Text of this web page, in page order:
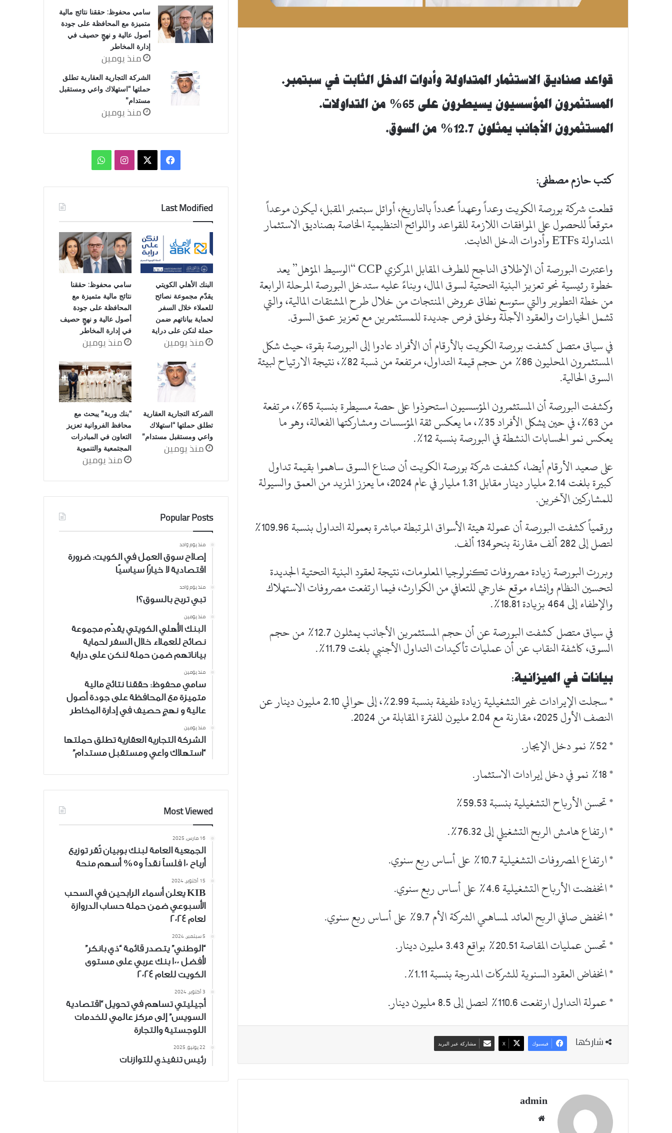
قواعد صناديق الاستثمار المتداولة وأدوات الدخل الثابت في سبتمبر.
المستثمرون المؤسسيون يسيطرون على 65% من التداولات.
المستثمرون الأجانب يمثلون 12.7% من السوق.
كتب حازم مصطفى:
قطعت شركة بورصة الكويت وعداً وعهداً محدداً بالتاريخ، أوائل سبتمبر المقبل، ليكون موعداً
متوقعاً للحصول على الموافقات اللازمة للقواعد واللوائح التنظيمية الخاصة بصناديق الاستثمار
المتداولة ETFs وأدوات الدخل الثابت.
واعتبرت البورصة أن الإطلاق الناجح للطرف المقابل المركزي CCP “الوسيط المؤهل” يعد
خطوة رئيسية نحو تعزيز البنية التحتية لسوق المال، وبناءً عليه ستدخل البورصة المرحلة الرابعة
من خطة التطوير والتي ستوسع نطاق عروض المنتجات من خلال طرح المشتقات المالية، والتي
تشمل الخيارات والعقود الآجلة وخلق فرص جديدة للمستثمرين مع تعزيز عمق السوق.
في سياق متصل كشفت بورصة الكويت بالأرقام أن الأفراد عادوا إلى البورصة بقوة، حيث شكل
المستثمرون المحليون 86% من حجم قيمة التداول، مرتفعة من نسبة 82%، نتيجة الارتياح لبيئة
السوق الحالية.
وكشفت البورصة أن المستثمرون المؤسسيون استحوذوا على حصة مسيطرة بنسبة 65%، مرتفعة
من 63%، في حين يشكل الأفراد 35%، ما يعكس ثقة المؤسسات ومشاركتها الفعالة، وهو ما
يعكس نمو الحسابات النشطة في البورصة بنسبة 12%.
على صعيد الأرقام أيضا، كشفت شركة بورصة الكويت أن صناع السوق ساهموا بقيمة تداول
كبيرة بلغت 2.14 مليار دينار مقابل 1.31 مليار في عام 2024، ما يعزز المزيد من العمق والسيولة
للمشاركين الآخرين.
ورقمياً كشفت البورصة أن عمولة هيئة الأسواق المرتبطة مباشرة بعمولة التداول بنسبة 109.96%
لتصل إلى 282 ألف مقارنة بنحو134 ألف.
وبررت البورصة زيادة مصروفات تكنولوجيا المعلومات، نتيجة لعقود البنية التحتية الجديدة
لتحسين النظام وإنشاء موقع خارجي للتعافي من الكوارث، فيما ارتفعت مصروفات الاستهلاك
والإطفاء إلى 464 بزيادة 18.81%.
في سياق متصل كشفت البورصة عن أن حجم المستثمرين الأجانب يمثلون 12.7% من حجم
السوق، كاشفة النقاب عن أن عمليات تأكيدات التداول الأجنبي بلغت 11.79%.
بيانات في الميزانية:
* سجلت الإيرادات غير التشغيلية زيادة طفيفة بنسبة 2.99%، إلى حوالي 2.10 مليون دينار عن
النصف الأول 2025، مقارنة مع 2.04 مليون للفترة المقابلة من 2024.
* %52 نمو دخل الإيجار.
* %18 نمو في دخل إيرادات الاستثمار.
* تحسن الأرباح التشغيلية بنسبة 59.53%
* ارتفاع هامش الربح التشغيلي إلى 76.32%.
* ارتفاع المصروفات التشغيلية 10.7% على أساس ربع سنوي.
* انخفضت الأرباح التشغيلية 4.6% على أساس ربع سنوي.
* انخفض صافي الربح العائد لمساهمي الشركة الأم 9.7% على أساس ربع سنوي.
* تحسن عمليات المقاصة 20.51% بواقع 3.43 مليون دينار.
* انخفاض العقود السنوية للشركات المدرجة بنسبة 1.11%.
* عمولة التداول ارتفعت 110.6% لتصل إلى 8.5 مليون دينار.
شاركها فيسبوك ‫X مشاركة عبر البريد
admin
سامي محفوظ: حققنا نتائج مالية
متميزة مع المحافظة على جودة
أصول عالية و نهجٍ حصيف في
إدارة المخاطر
منذ يومين
الشركة التجارية العقارية تطلق
حملتها “استهلاك واعي ومستقبل
مستدام”
منذ يومين
فيسبوك انستقرامواتساب
Last Modified
البنك الأهلي الكويتي
يقدّم مجموعة نصائح
للعملاء خلال السفر
لحماية بياناتهم ضمن
حملة لنكن على دراية
منذ يومين
سامي محفوظ: حققنا
نتائج مالية متميزة مع
المحافظة على جودة
أصول عالية و نهجٍ حصيف
في إدارة المخاطر
منذ يومين
الشركة التجارية العقارية
تطلق حملتها “استهلاك
واعي ومستقبل مستدام”
منذ يومين
“بنك وربة” يبحث مع
محافظ الفروانية تعزيز
التعاون في المبادرات
المجتمعية والتنموية
منذ يومين
Popular Posts
منذ يوم واحد
إصلاح سوق العمل في الكويت: ضرورة
اقتصادية لا خيارًا سياسيًا
منذ يوم واحد
تبي تربح بالسوق؟!
منذ يومين
البنك الأهلي الكويتي يقدّم مجموعة
نصائح للعملاء خلال السفر لحماية
بياناتهم ضمن حملة لنكن على دراية
منذ يومين
سامي محفوظ: حققنا نتائج مالية
متميزة مع المحافظة على جودة أصول
عالية و نهجٍ حصيف في إدارة المخاطر
منذ يومين
الشركة التجارية العقارية تطلق حملتها
“استهلاك واعي ومستقبل مستدام”
Most Viewed
16 مارس، 2025
الجمعية العامة لبنك بوبيان تُقر توزيع
أرباح 10 فلساً نقداً و5% أسهم منحة
15 أكتوبر، 2024
KIB يعلن أسماء الرابحين في السحب
الأسبوعي ضمن حملة حساب الدروازة
لعام 2024
5 سبتمبر، 2024
“الوطني” يتصدر قائمة “ذي بانكر”
لأفضل 100 بنك عربي على مستوى
الكويت للعام 2024
3 أكتوبر، 2024
أجيليتي تساهم في تحويل “اقتصادية
السويس” إلى مركز عالمي للخدمات
اللوجستية والتجارة
22 يونيو، 2025
رئيس تنفيذي للتوازنات